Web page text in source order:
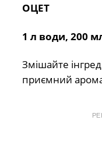
ОЦЕТ
1 л води, 200
Змішайте
приємний